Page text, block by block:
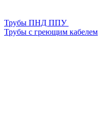
Трубы ПНД ППУ
Трубы с греющим кабелем